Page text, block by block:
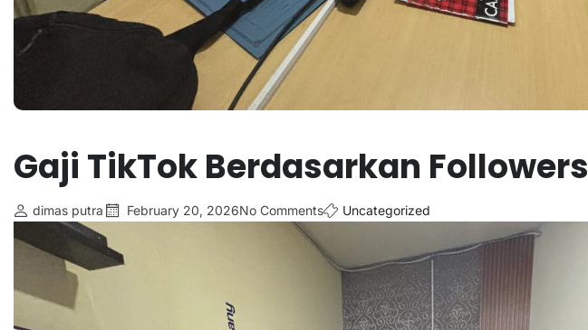
Gaji TikTok Berdasarkan Followers
dimas putra February 20, 2026No Comments Uncategorized